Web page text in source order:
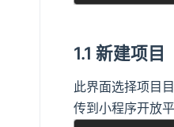
1.1 新建项目
此界面选择项目
传到小程序开放